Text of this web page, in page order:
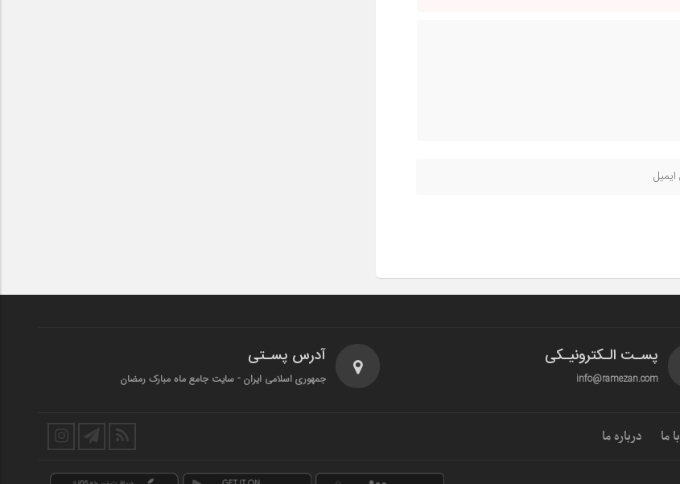
پسـت الـکترونیـکی
info@ramezan.com
آدرس پسـتی
جمهوری اسلامی ایران - سایت جامع ماه مبارک رمضان
ما درباره ما